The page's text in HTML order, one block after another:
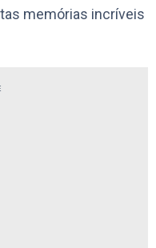
memórias incríveis